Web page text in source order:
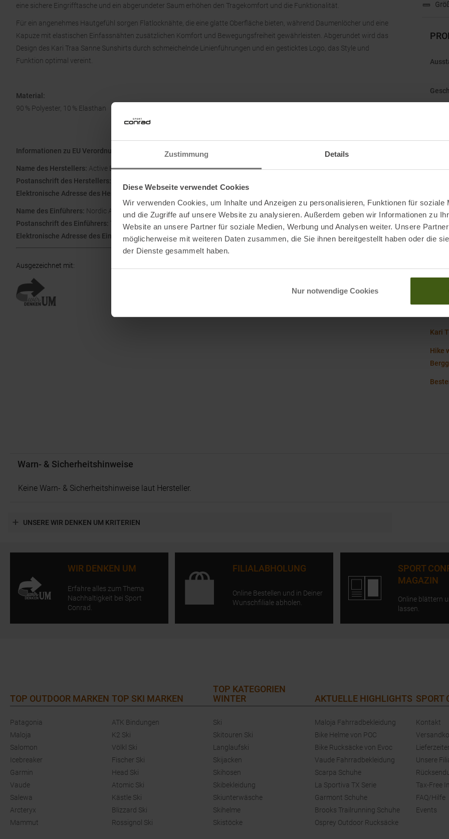
Zustimmung Details
Diese Webseite verwendet Cookies
Wir verwenden Cookies, um Inhalte und Anzeigen zu personalisieren, Funktionen für soziale
und die Zugriffe auf unsere Website zu analysieren. Außerdem geben wir Informationen zu
Website an unsere Partner für soziale Medien, Werbung und Analysen weiter. Unsere
möglicherweise mit weiteren Daten zusammen, die Sie ihnen bereitgestellt haben oder die
der Dienste gesammelt haben.
Nur notwendige Cookies
eine sichere Eingrifftasche und ein abgerundeter Saum erhöhen den Tragekomfort und die Funktionalität.
Für ein angenehmes Hautgefühl sorgen Flatlocknähte, die eine glatte Oberfläche bieten, während Daumenlöcher und eine
Kapuze mit elastischen Einfassnähten zusätzlichen Komfort und Bewegungsfreiheit gewährleisten. Abgerundet wird das
Design des Kari Traa Sanne Sunshirts durch schmeichelnde Linienführungen und ein gesticktes Logo, das Style und
Funktion optimal vereint.
Material:
90 % Polyester, 10 % Elasthan
Informationen zu EU Verordnung GPSR
Name des Herstellers: Active Brands AS
Postanschrift des Herstellers:
Elektronische Adresse des Herstellers:
Name des Einführers: Nordic Active Brands Aktiebolag
Postanschrift des Einführers: Torsatan 5B , 41104 Göteborg , Sweden
Elektronische Adresse des Einführers:post@activebrands.com
Ausgezeichnet mit:
Kari
Hike
Warn- & Sicherheitshinweise
Keine Warn- & Sicherheitshinweise laut Hersteller.
UNSERE WIR DENKEN UM KRITERIEN
WIR DENKEN UM
Erfahre alles zum Thema
Nachhaltigkeit bei Sport
Conrad.
FILIALABHOLUNG
Online Bestellen und in Deiner
Wunschfiliale abholen.
SPORT
MAGAZIN
Online blättern
lassen.
TOP OUTDOOR MARKEN
Patagonia
Maloja
Salomon
Icebreaker
Garmin
Vaude
Salewa
Arcteryx
Mammut
TOP SKI MARKEN
ATK Bindungen
K2 Ski
Völkl Ski
Fischer Ski
Head Ski
Atomic Ski
Kästle Ski
Blizzard Ski
Rossignol Ski
TOP KATEGORIEN
WINTER
Ski
Skitouren Ski
Langlaufski
Skijacken
Skihosen
Skibekleidung
Skiunterwäsche
Skihelme
Skistöcke
AKTUELLE HIGHLIGHTS
Maloja Fahrradbekleidung
Bike Helme von POC
Bike Rucksäcke von Evoc
Vaude Fahrradbekleidung
Scarpa Schuhe
La Sportiva TX Serie
Garmont Schuhe
Brooks Trailrunning Schuhe
Osprey Outdoor Rucksäcke
SPORT
Kontakt
Unsere
Tax-Free
FAQ/Hilfe
Events